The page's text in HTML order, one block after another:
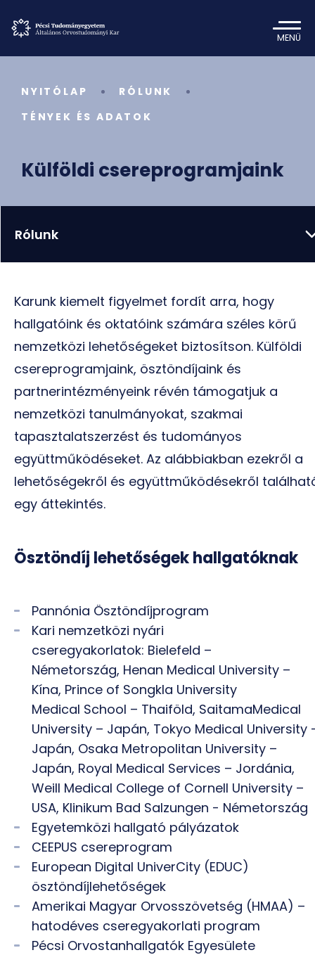
MENÜ
NYITÓLAP
RÓLUNK
TÉNYEK ÉS ADATOK
Külföldi csereprogramjaink
Karunk kiemelt figyelmet fordít arra, hogy
hallgatóink és oktatóink számára széles körű
nemzetközi lehetőségeket biztosítson. Külföldi
csereprogramjaink, ösztöndíjaink és
partnerintézményeink révén támogatjuk a
nemzetközi tanulmányokat, szakmai
tapasztalatszerzést és tudományos
együttműködéseket. Az alábbiakban ezekről a
lehetőségekről és együttműködésekről
egy áttekintés.
Ösztöndíj lehetőségek hallgatóknak
Pannónia Ösztöndíjprogram
Kari nemzetközi nyári
cseregyakorlatok: Bielefeld –
Németország, Henan Medical University –
Kína, Prince of Songkla University
Medical School – Thaiföld, SaitamaMedical
University – Japán, Tokyo Medical University
Japán, Osaka Metropolitan University –
Japán, Royal Medical Services – Jordánia,
Weill Medical College of Cornell University –
USA, Klinikum Bad Salzungen - Németország
Egyetemközi hallgató pályázatok
CEEPUS csereprogram
European Digital UniverCity (EDUC)
ösztöndíjlehetőségek
Amerikai Magyar Orvosszövetség (HMAA) –
hatodéves cseregyakorlati program
Pécsi Orvostanhallgatók Egyesülete
Rólunk